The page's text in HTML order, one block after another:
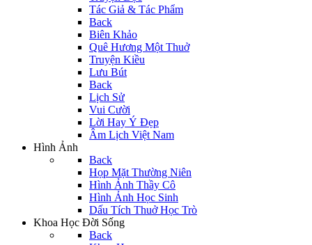
Tác Giả & Tác Phẩm
Back
Biên Khảo
Quê Hương Một Thuở
Truyện Kiều
Lưu Bút
Back
Lịch Sử
Vui Cười
Lời Hay Ý Đẹp
Âm Lịch Việt Nam
Hình Ảnh
Back
Họp Mặt Thường Niên
Hình Ảnh Thầy Cô
Hình Ảnh Học Sinh
Dấu Tích Thuở Học Trò
Khoa Học Đời Sống
Back